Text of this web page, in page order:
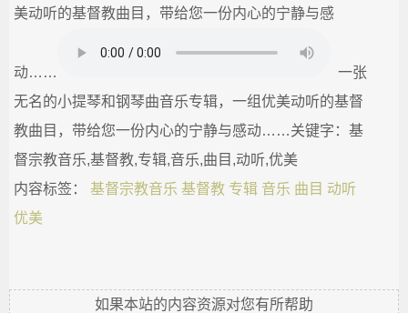
城
宗
融
美动听的基督教曲目，带给您一份内心的宁静与感
动……
一张
无名的小提琴和钢琴曲音乐专辑，一组优美动听的基督
教曲目，带给您一份内心的宁静与感动……关键字：基
督宗教音乐,基督教,专辑,音乐,曲目,动听,优美
内容标签： 基督宗教音乐 基督教 专辑 音乐 曲目 动听
优美
如果本站的内容资源对您有所帮助